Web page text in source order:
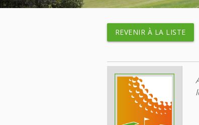
REVENIR À LA LISTE